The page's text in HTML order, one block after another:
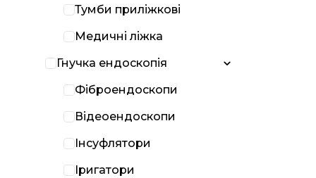
Тумби приліжкові
Медичні ліжка
Гнучка ендоскопія
Фіброендоскопи
Відеоендоскопи
Інсуфлятори
Іригатори